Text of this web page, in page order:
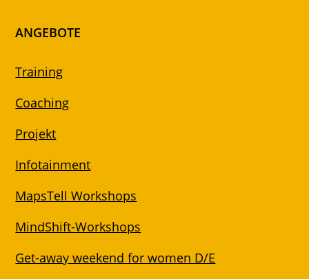
ANGEBOTE
Training
Coaching
Projekt
Infotainment
MapsTell Workshops
MindShift-Workshops
Get-away weekend for women D/E